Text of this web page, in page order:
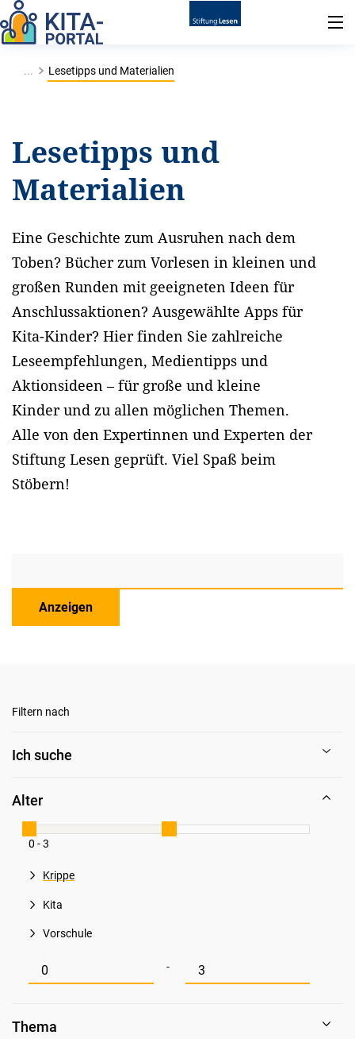
... Lesetipps und Materialien
Lesetipps und
Materialien
Eine Geschichte zum Ausruhen nach dem
Toben? Bücher zum Vorlesen in kleinen und
großen Runden mit geeigneten Ideen für
Anschlussaktionen? Ausgewählte Apps für
Kita-Kinder? Hier finden Sie zahlreiche
Leseempfehlungen, Medientipps und
Aktionsideen – für große und kleine
Kinder und zu allen möglichen Themen.
Alle von den Expertinnen und Experten der
Stiftung Lesen geprüft. Viel Spaß beim
Stöbern!
Anzeigen
Filtern nach
Ich suche
Alter
0 - 3
Krippe
Kita
Vorschule
Mindestwert für Alter -
Maximalwert für Alter
Thema